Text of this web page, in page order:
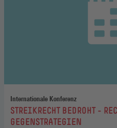
Internationale Konferenz
:STREIKRECHT BEDROHT -
GEGENSTRATEGIEN